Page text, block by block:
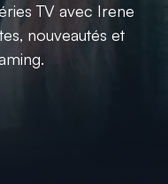
TV avec Irene
nouveautés et